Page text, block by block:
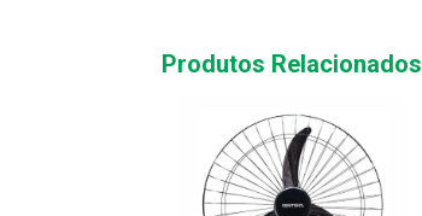
Produtos Relacionados